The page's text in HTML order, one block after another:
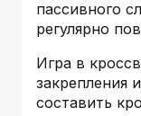
пассивного
регулярно
Игра в
закрепления
составить